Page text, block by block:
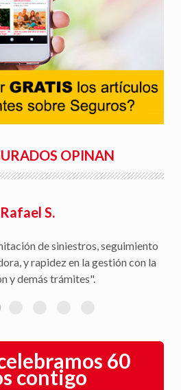
OPINAN
Rafael S.
de siniestros, seguimiento
y rapidez en la gestión con la
y demás trámites".
60
contigo